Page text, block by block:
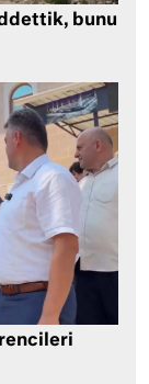
bunu